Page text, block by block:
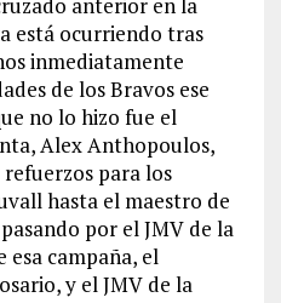
está ocurriendo tras
inmediatamente
de los Bravos ese
no lo hizo fue el
Alex Anthopoulos,
para los
hasta el maestro de
por el JMV de la
esa campaña, el
y el JMV de la